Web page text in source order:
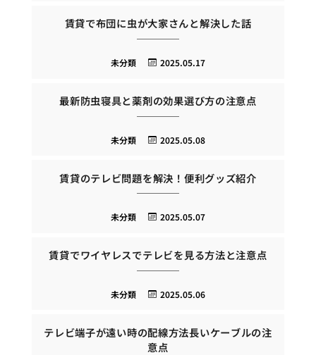
賃貸で布団に虫が大家さんと解決した話
2025.05.17
未分類
最新防虫寝具と薬剤の効果選び方の注意点
2025.05.08
未分類
賃貸のテレビ問題を解決！便利グッズ紹介
2025.05.07
未分類
賃貸でワイヤレスでテレビを見る方法と注意点
2025.05.06
未分類
テレビ端子が遠い時の配線方法長いケーブルの注
意点